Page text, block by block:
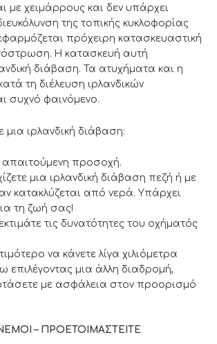
με χειμάρρους και δεν υπάρχει
της τοπικής κυκλοφορίας
πρόχειρη κατασκευαστική
Η κατασκευή αυτή
διάβαση. Τα ατυχήματα και η
τη διέλευση ιρλανδικών
συχνό φαινόμενο.
μια ιρλανδική διάβαση:
απαιτούμενη προσοχή.
μια ιρλανδική διάβαση πεζή ή με
κατακλύζεται από νερά. Υπάρχει
τη ζωή σας!
τις δυνατότητες του οχήματός
να κάνετε λίγα χιλιόμετρα
μια άλλη διαδρομή,
με ασφάλεια στον προορισμό
– ΠΡΟΕΤΟΙΜΑΣΤΕΙΤΕ